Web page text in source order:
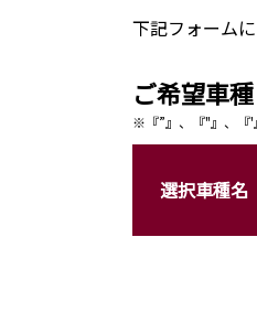
下記フォーム
ご希望車種
※『”』、『"』、『'
選択車種名